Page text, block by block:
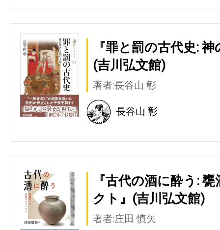
『罪と罰の古代史:
(吉川弘文館)
著者:長谷山 彰
長谷山 彰
『古代の酒に酔う:
クト』(吉川弘文館)
著者:庄田 慎矢